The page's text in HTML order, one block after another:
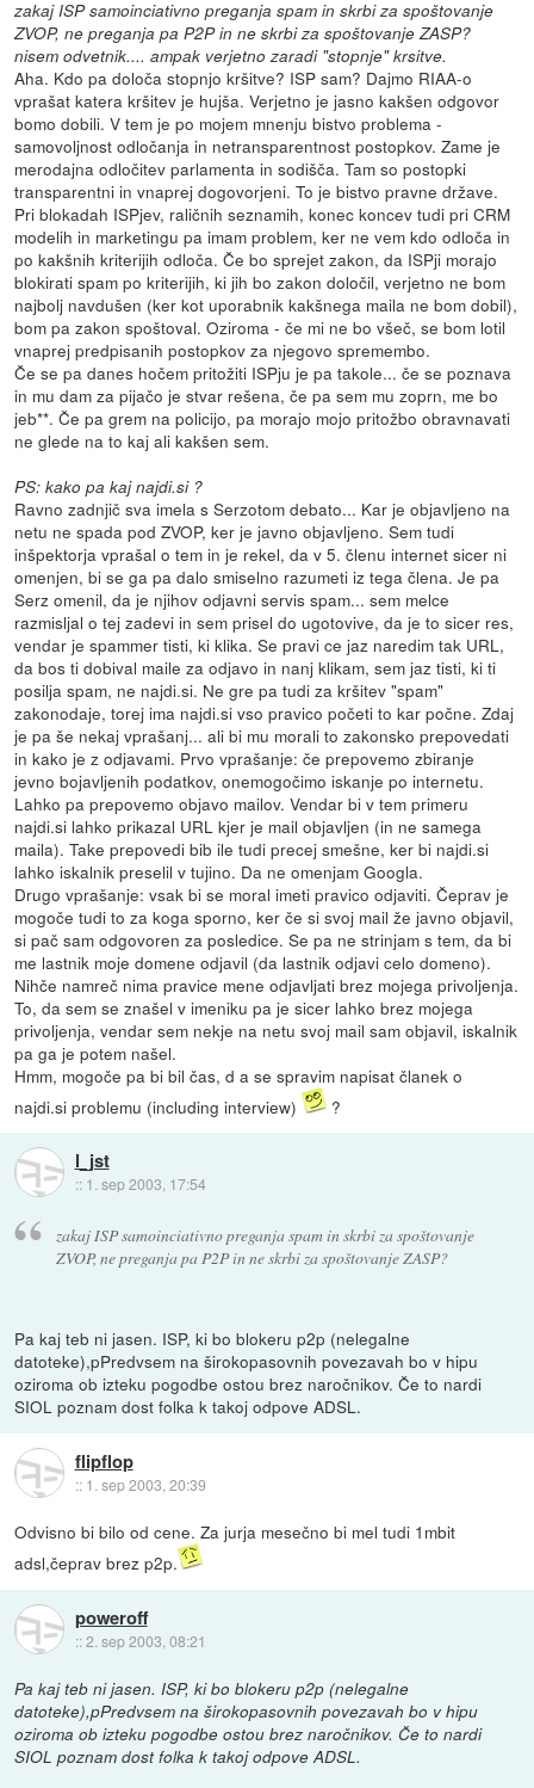
zakaj ISP samoinciativno preganja spam in skrbi za spoštovanje
ZVOP, ne preganja pa P2P in ne skrbi za spoštovanje ZASP?
nisem odvetnik.... ampak verjetno zaradi "stopnje" krsitve.
Aha. Kdo pa določa stopnjo kršitve? ISP sam? Dajmo RIAA-o
vprašat katera kršitev je hujša. Verjetno je jasno kakšen odgovor
bomo dobili. V tem je po mojem mnenju bistvo problema -
samovoljnost odločanja in netransparentnost postopkov. Zame je
merodajna odločitev parlamenta in sodišča. Tam so postopki
transparentni in vnaprej dogovorjeni. To je bistvo pravne države.
Pri blokadah ISPjev, raličnih seznamih, konec koncev tudi pri CRM
modelih in marketingu pa imam problem, ker ne vem kdo odloča in
po kakšnih kriterijih odloča. Če bo sprejet zakon, da ISPji morajo
blokirati spam po kriterijih, ki jih bo zakon določil, verjetno ne bom
najbolj navdušen (ker kot uporabnik kakšnega maila ne bom dobil),
bom pa zakon spoštoval. Oziroma - če mi ne bo všeč, se bom lotil
vnaprej predpisanih postopkov za njegovo spremembo.
Če se pa danes hočem pritožiti ISPju je pa takole... če se poznava
in mu dam za pijačo je stvar rešena, če pa sem mu zoprn, me bo
jeb**. Če pa grem na policijo, pa morajo mojo pritožbo obravnavati
ne glede na to kaj ali kakšen sem.
PS: kako pa kaj najdi.si ?
Ravno zadnjič sva imela s Serzotom debato... Kar je objavljeno na
netu ne spada pod ZVOP, ker je javno objavljeno. Sem tudi
inšpektorja vprašal o tem in je rekel, da v 5. členu internet sicer ni
omenjen, bi se ga pa dalo smiselno razumeti iz tega člena. Je pa
Serz omenil, da je njihov odjavni servis spam... sem melce
razmisljal o tej zadevi in sem prisel do ugotovive, da je to sicer res,
vendar je spammer tisti, ki klika. Se pravi ce jaz naredim tak URL,
da bos ti dobival maile za odjavo in nanj klikam, sem jaz tisti, ki ti
posilja spam, ne najdi.si. Ne gre pa tudi za kršitev "spam"
zakonodaje, torej ima najdi.si vso pravico početi to kar počne. Zdaj
je pa še nekaj vprašanj... ali bi mu morali to zakonsko prepovedati
in kako je z odjavami. Prvo vprašanje: če prepovemo zbiranje
jevno bojavljenih podatkov, onemogočimo iskanje po internetu.
Lahko pa prepovemo objavo mailov. Vendar bi v tem primeru
najdi.si lahko prikazal URL kjer je mail objavljen (in ne samega
maila). Take prepovedi bib ile tudi precej smešne, ker bi najdi.si
lahko iskalnik preselil v tujino. Da ne omenjam Googla.
Drugo vprašanje: vsak bi se moral imeti pravico odjaviti. Čeprav je
mogoče tudi to za koga sporno, ker če si svoj mail že javno objavil,
si pač sam odgovoren za posledice. Se pa ne strinjam s tem, da bi
me lastnik moje domene odjavil (da lastnik odjavi celo domeno).
Nihče namreč nima pravice mene odjavljati brez mojega privoljenja.
To, da sem se znašel v imeniku pa je sicer lahko brez mojega
privoljenja, vendar sem nekje na netu svoj mail sam objavil, iskalnik
pa ga je potem našel.
Hmm, mogoče pa bi bil čas, d a se spravim napisat članek o
najdi.si problemu (including interview)
?
l_jst
:: 1. sep 2003, 17:54
zakaj ISP samoinciativno preganja spam in skrbi za spoštovanje
ZVOP, ne preganja pa P2P in ne skrbi za spoštovanje ZASP?
Pa kaj teb ni jasen. ISP, ki bo blokeru p2p (nelegalne
datoteke),pPredvsem na širokopasovnih povezavah bo v hipu
oziroma ob izteku pogodbe ostou brez naročnikov. Če to nardi
SIOL poznam dost folka k takoj odpove ADSL.
flipflop
:: 1. sep 2003, 20:39
Odvisno bi bilo od cene. Za jurja mesečno bi mel tudi 1mbit
adsl,čeprav brez p2p.
poweroff
::2. sep 2003, 08:21
Pa kaj teb ni jasen. ISP, ki bo blokeru p2p (nelegalne
datoteke),pPredvsem na širokopasovnih povezavah bo v hipu
oziroma ob izteku pogodbe ostou brez naročnikov. Če to nardi
SIOL poznam dost folka k takoj odpove ADSL.